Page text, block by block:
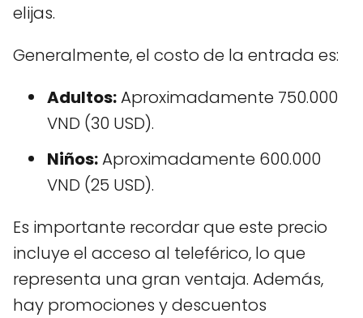
elijas.
Generalmente, el costo de la entrada es:
Adultos:Aproximadamente 750.000
VND (30 USD).
Niños:Aproximadamente 600.000
VND (25 USD).
Es importante recordar que este precio
incluye el acceso al teleférico, lo que
representa una gran ventaja. Además,
hay promociones y descuentos